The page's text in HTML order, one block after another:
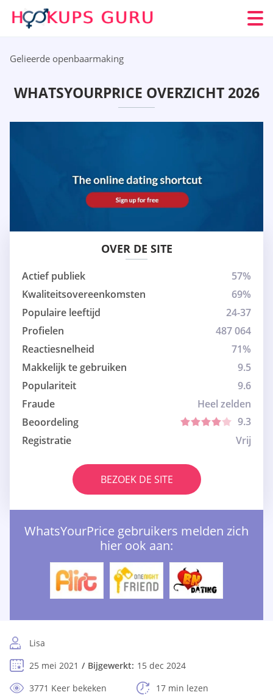
Gelieerde openbaarmaking
WHATSYOURPRICE OVERZICHT 2026
OVER DE SITE
Actief publiek
57%
Kwaliteitsovereenkomsten
69%
Populaire leeftijd
24-37
Profielen
487 064
Reactiesnelheid
71%
Makkelijk te gebruiken
9.5
Populariteit
9.6
Fraude
Heel zelden
Beoordeling
9.3
Registratie
Vrij
BEZOEK DE SITE
WhatsYourPrice gebruikers melden zich
hier ook aan:
Lisa
25 mei 2021
Bijgewerkt: 15 dec 2024
3771 Keer bekeken
17 min lezen